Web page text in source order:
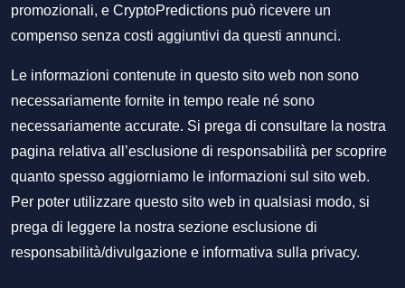
promozionali, e CryptoPredictions può ricevere un
compenso senza costi aggiuntivi da questi annunci.
Le informazioni contenute in questo sito web non sono
necessariamente fornite in tempo reale né sono
necessariamente accurate. Si prega di consultare la nostra
pagina relativa all’esclusione di responsabilità per scoprire
quanto spesso aggiorniamo le informazioni sul sito web.
Per poter utilizzare questo sito web in qualsiasi modo, si
prega di leggere la nostra sezione esclusione di
responsabilità/divulgazione e informativa sulla privacy.